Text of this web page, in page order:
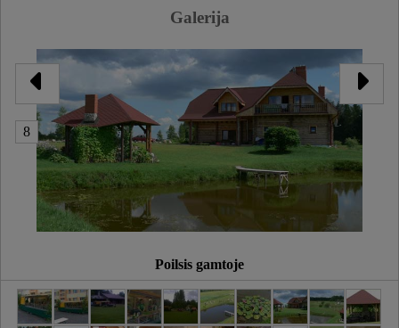
Galerija
8
Poilsis gamtoje